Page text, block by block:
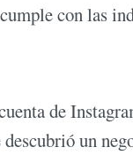
con las
de
un